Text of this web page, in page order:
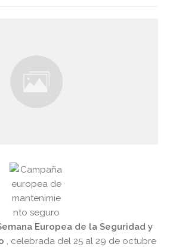
Europea de la Seguridad y
, celebrada del 25 al 29 de octubre